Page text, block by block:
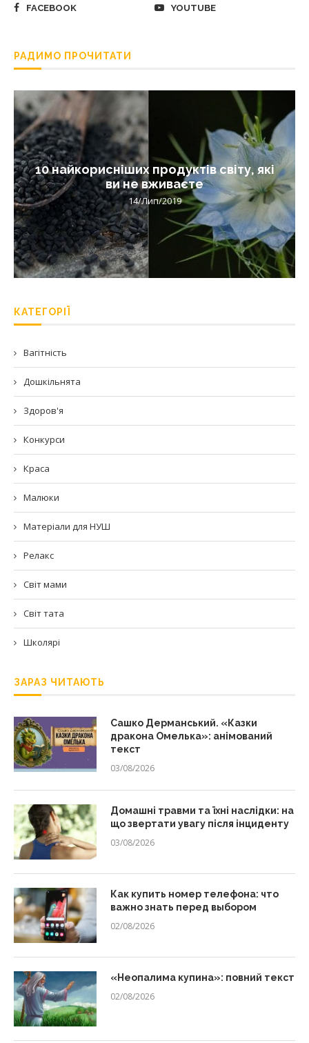
FACEBOOK YOUTUBE
РАДИМО ПРОЧИТАТИ
10 найкорисніших продуктів світу, які
ви не вживаєте
14/Лип/2019
КАТЕГОРІЇ
Вагітність
Дошкільнята
Здоров'я
Конкурси
Краса
Малюки
Матеріали для НУШ
Релакс
Світ мами
Світ тата
Школярі
ЗАРАЗ ЧИТАЮТЬ
Сашко Дерманський. «Казки
дракона Омелька»: анімований
текст
03/08/2026
Домашні травми та їхні наслідки: на
що звертати увагу після інциденту
03/08/2026
Как купить номер телефона: что
важно знать перед выбором
02/08/2026
«Неопалима купина»: повний текст
02/08/2026